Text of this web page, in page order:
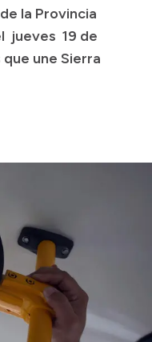
la Provincia
jueves 19 de
une Sierra